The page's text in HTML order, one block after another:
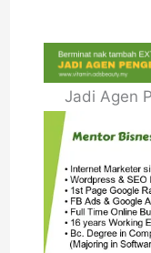
Jadi Agen